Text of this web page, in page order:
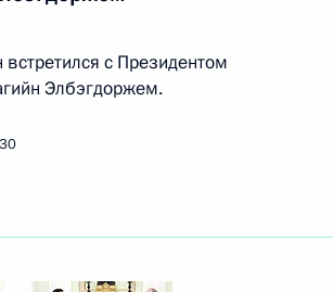
с Президентом
Элбэгдоржем.